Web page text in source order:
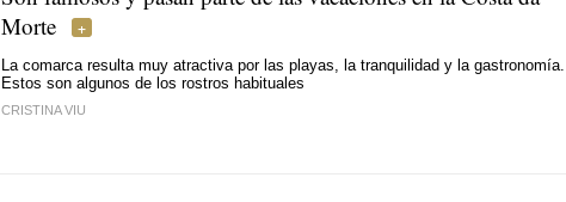
Morte
La comarca resulta muy atractiva por las playas, la tranquilidad y la gastronomía.
Estos son algunos de los rostros habituales
CRISTINA VIU